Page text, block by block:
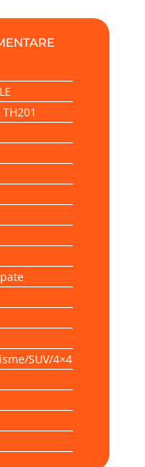
SUV/4×4